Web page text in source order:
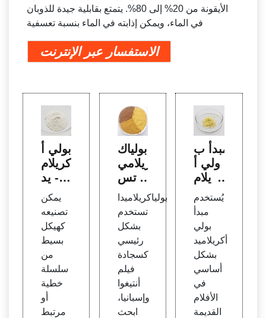
الأيقونة من 20% إلى 80%. يتمتع بقابلية جيدة للذوبان
في الماء، ويمكن إذابته في الماء بنسبة تعسفية
الاستفسار عبر الإنترنت
بولي أ
كريلام
يد - C
hemz
est T
echn
opro
duct
s Pvt
Limit
ed
يمكن
تصنيعه
كهيكل
بسيط
من
سلسلة
خطية
أو
مرتبط
بولياك
ريلامي
دا تس
تخدم
بشكل
رئيس
ي كس
جادة
بولياكريلاميدا
تستخدم
بشكل
رئيسي
كسجادة
فيلم
أنتيغوا
وإسبانيا،
ابحث
مبدأ ب
ولي أ
كريلام
يد يس
تخدم
بشكل
أساس
ي
يُستخدم
مبدأ
بولي
أكريلاميد
بشكل
أساسي
في
الأفلام
القديمة